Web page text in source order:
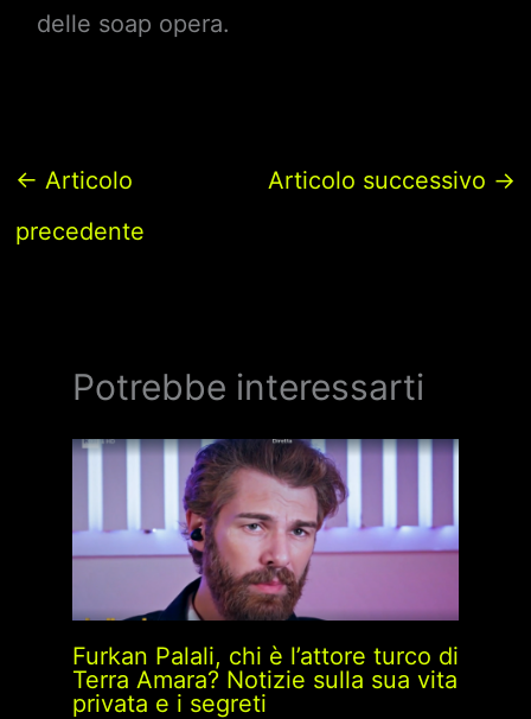
delle soap opera.
← Articolo
precedente
Articolo successivo →
Potrebbe interessarti
Furkan Palali, chi è l’attore turco di
Terra Amara? Notizie sulla sua vita
privata e i segreti